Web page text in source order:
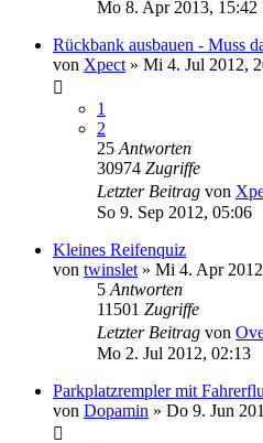
Mo 8. Apr 2013, 15:42
Rückbank ausbauen - Muss
von Xpect » Mi 4. Jul 2012,
1
2
25 Antworten
30974 Zugriffe
Letzter Beitrag von
So 9. Sep 2012, 05:06
Kleines Reifenquiz
von twinslet » Mi 4. Apr
5 Antworten
11501 Zugriffe
Letzter Beitrag von
Mo 2. Jul 2012, 02:13
Parkplatzrempler mit
von Dopamin » Do 9. Jun